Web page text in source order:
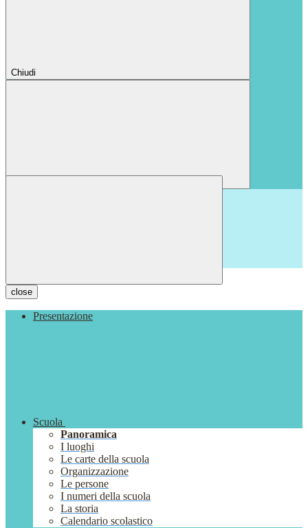
Chiudi
close
Presentazione
Scuola
Panoramica
I luoghi
Le carte della scuola
Organizzazione
Le persone
I numeri della scuola
La storia
Calendario scolastico